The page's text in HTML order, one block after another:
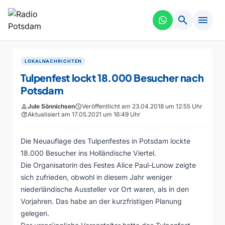
search menu
LOKALNACHRICHTEN
Tulpenfest lockt 18.000 Besucher nach
Potsdam
personJule SönnichsenscheduleVeröffentlicht am 23.04.2018 um 12:55 Uhr
updateAktualisiert am 17.05.2021 um 16:49 Uhr
Die Neuauflage des Tulpenfestes in Potsdam lockte
18.000 Besucher ins Holländische Viertel.
Die Organisatorin des Festes Alice Paul-Lunow zeigte
sich zufrieden, obwohl in diesem Jahr weniger
niederländische Aussteller vor Ort waren, als in den
Vorjahren. Das habe an der kurzfristigen Planung
gelegen.